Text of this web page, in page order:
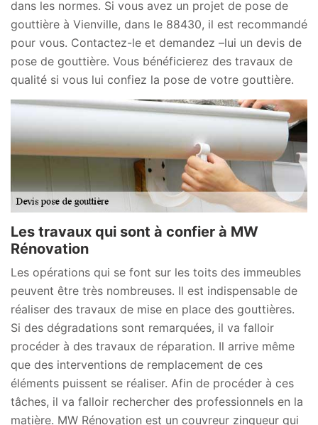
dans les normes. Si vous avez un projet de pose de
gouttière à Vienville, dans le 88430, il est recommandé
pour vous. Contactez-le et demandez –lui un devis de
pose de gouttière. Vous bénéficierez des travaux de
qualité si vous lui confiez la pose de votre gouttière.
Les travaux qui sont à confier à MW
Rénovation
Les opérations qui se font sur les toits des immeubles
peuvent être très nombreuses. Il est indispensable de
réaliser des travaux de mise en place des gouttières.
Si des dégradations sont remarquées, il va falloir
procéder à des travaux de réparation. Il arrive même
que des interventions de remplacement de ces
éléments puissent se réaliser. Afin de procéder à ces
tâches, il va falloir rechercher des professionnels en la
matière. MW Rénovation est un couvreur zingueur qui